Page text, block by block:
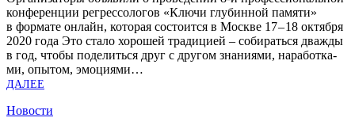
кон­фе­рен­ции регрес­со­ло­гов «Клю­чи глу­бин­ной памя­ти»
в фор­ма­те онлайн, кото­рая состо­ит­ся в Москве 17 – 18 октяб­ря
2020 года Это ста­ло хоро­шей тра­ди­ци­ей – соби­рать­ся два­жды
в год, что­бы поде­лить­ся друг с дру­гом зна­ни­я­ми, нара­бот­ка­
ми, опы­том, эмо­ци­я­ми…
ДАЛЕЕ
Новости